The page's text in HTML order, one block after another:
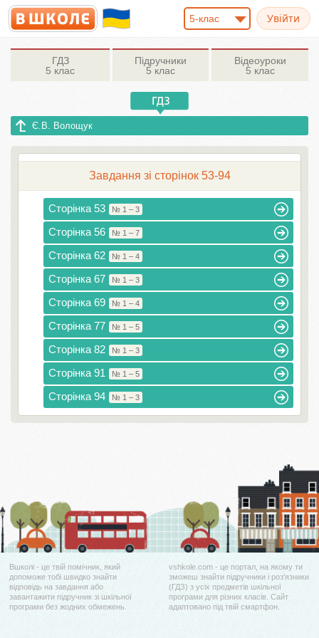
5-клас
ГДЗ
5 клас
Підручники
5 клас
Відеоуроки
5 клас
Є.В. Волощук
Завдання зі сторінок 53-94
Сторінка 53 № 1 – 3
Сторінка 56 № 1 – 7
Сторінка 62 № 1 – 4
Сторінка 67 № 1 – 3
Сторінка 69 № 1 – 4
Сторінка 77 № 1 – 5
Сторінка 82 № 1 – 3
Сторінка 91 № 1 – 5
Сторінка 94 № 1 – 3
Вшколі - це твій помічник, який
допоможе тобі швидко знайти
відповідь на завдання або
завантажити підручник зі шкільної
програми без жодних обмежень.
vshkole.com - це портал, на якому ти
зможеш знайти підручники і роз'язники
(ГДЗ) з усіх предметів шкільної
програми для різних класів. Сайт
адаптовано під твій смартфон.